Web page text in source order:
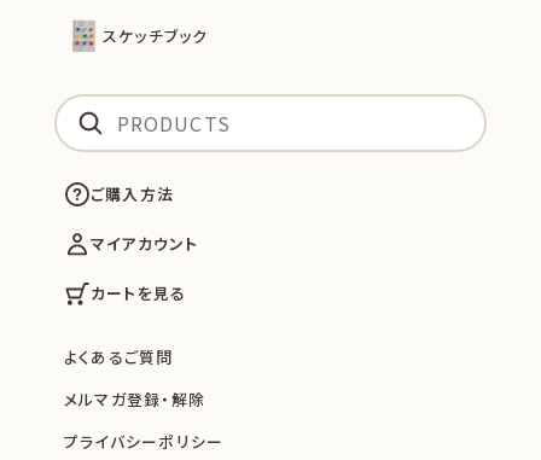
スケッチブック
ご購入方法
マイアカウント
カートを見る
よくあるご質問
メルマガ登録・解除
プライバシーポリシー